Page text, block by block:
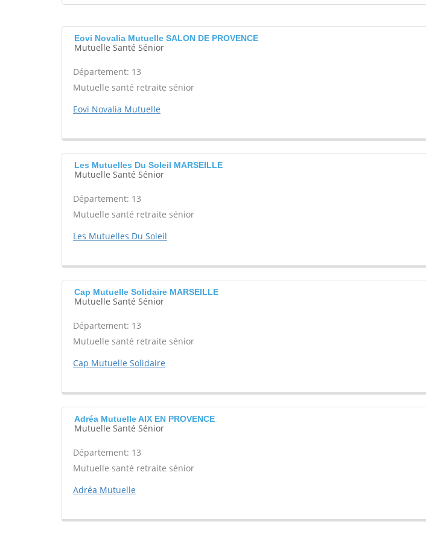
Eovi Novalia Mutuelle SALON DE PROVENCE
Mutuelle Santé Sénior
Département: 13
Mutuelle santé retraite sénior
Eovi Novalia Mutuelle
Les Mutuelles Du Soleil MARSEILLE
Mutuelle Santé Sénior
Département: 13
Mutuelle santé retraite sénior
Les Mutuelles Du Soleil
Cap Mutuelle Solidaire MARSEILLE
Mutuelle Santé Sénior
Département: 13
Mutuelle santé retraite sénior
Cap Mutuelle Solidaire
Adréa Mutuelle AIX EN PROVENCE
Mutuelle Santé Sénior
Département: 13
Mutuelle santé retraite sénior
Adréa Mutuelle